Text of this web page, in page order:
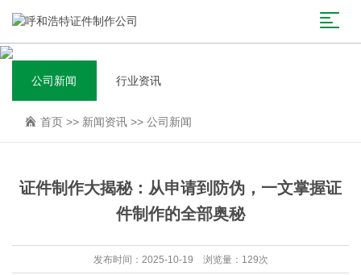
公司新闻 行业资讯
首页 >> 新闻资讯 >> 公司新闻
证件制作大揭秘：从申请到防伪，一文掌握证
件制作的全部奥秘
发布时间：2025-10-19 浏览量：129次